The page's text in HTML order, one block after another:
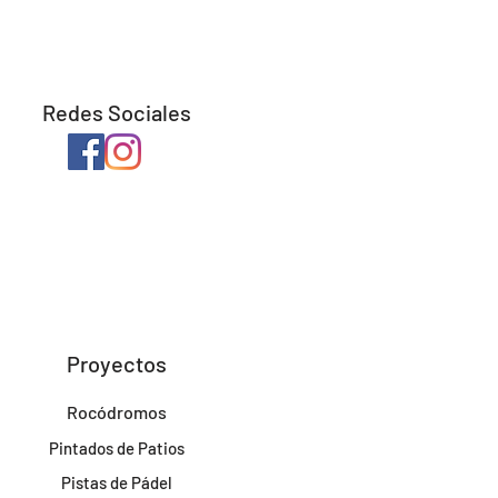
Redes Sociales
Proyectos
Rocódromos
Pintados de Patios
Pistas de Pádel